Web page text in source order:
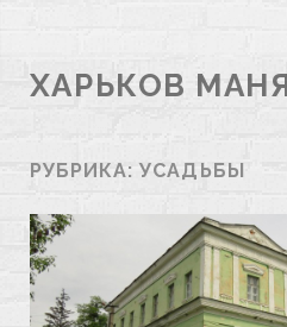
ХАРЬКОВ
РУБРИКА:УСАДЬБЫ